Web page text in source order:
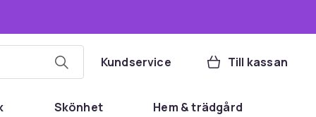
Kundservice Till kassan
Skönhet Hem & trädgård